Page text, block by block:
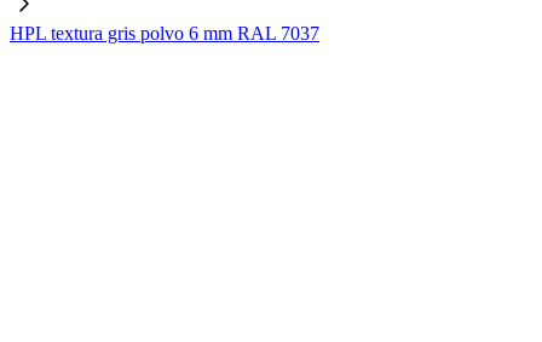
HPL textura gris polvo 6 mm RAL 7037